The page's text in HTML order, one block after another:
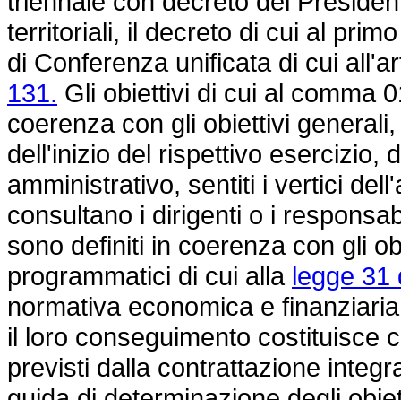
territoriali, il decreto di cui al
di Conferenza unificata di cui
131. Gli obiettivi di cui al comma
coerenza con gli obiettivi
dell'inizio del rispettivo esercizio,
amministrativo, sentiti i vertici
consultano i dirigenti o i
sono definiti in coerenza con gli
programmatici di cui alla legge 31
normativa economica e
il loro conseguimento costituisce
previsti dalla contrattazione